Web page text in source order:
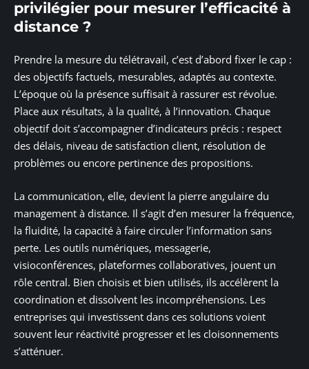
privilégier pour mesurer l’efficacité à
distance ?
Prendre la mesure du télétravail, c’est d’abord fixer le cap :
des objectifs factuels, mesurables, adaptés au contexte.
L’époque où la présence suffisait à rassurer est révolue.
Place aux résultats, à la qualité, à l’innovation. Chaque
objectif doit s’accompagner d’indicateurs précis : respect
des délais, niveau de satisfaction client, résolution de
problèmes ou encore pertinence des propositions.
La communication, elle, devient la pierre angulaire du
management à distance. Il s’agit d’en mesurer la fréquence,
la fluidité, la capacité à faire circuler l’information sans
perte. Les outils numériques, messagerie,
visioconférences, plateformes collaboratives, jouent un
rôle central. Bien choisis et bien utilisés, ils accélèrent la
coordination et dissolvent les incompréhensions. Les
entreprises qui investissent dans ces solutions voient
souvent leur réactivité progresser et les cloisonnements
s’atténuer.